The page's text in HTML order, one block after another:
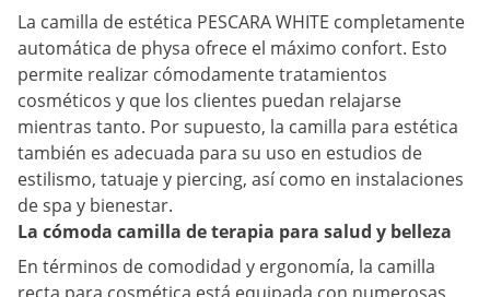
La camilla de estética PESCARA WHITE completamente
automática de physa ofrece el máximo confort. Esto
permite realizar cómodamente tratamientos
cosméticos y que los clientes puedan relajarse
mientras tanto. Por supuesto, la camilla para estética
también es adecuada para su uso en estudios de
estilismo, tatuaje y piercing, así como en instalaciones
de spa y bienestar.
La cómoda camilla de terapia para salud y belleza
En términos de comodidad y ergonomía, la camilla